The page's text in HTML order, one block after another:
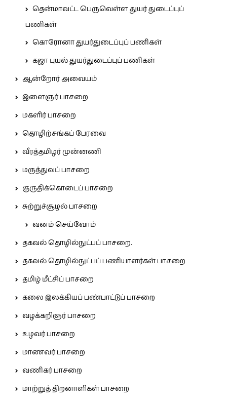
தென்மாவட்ட பெருவெள்ள துயர் துடைப்புப்
பணிகள்
கொரோனா துயர்துடைப்புப் பணிகள்
கஜா புயல் துயர்துடைப்புப் பணிகள்
ஆன்றோர் அவையம்
இளைஞர் பாசறை
மகளிர் பாசறை
தொழிற்சங்கப் பேரவை
வீரத்தமிழர் முன்னணி
மருத்துவப் பாசறை
குருதிக்கொடைப் பாசறை
சுற்றுச்சூழல் பாசறை
வனம் செய்வோம்
தகவல் தொழில்நுட்பப் பாசறை.
தகவல் தொழில்நுட்பப் பணியாளர்கள் பாசறை
தமிழ் மீட்சிப் பாசறை
கலை இலக்கியப் பண்பாட்டுப் பாசறை
வழக்கறிஞர் பாசறை
உழவர் பாசறை
மாணவர் பாசறை
வணிகர் பாசறை
மாற்றுத் திறனாளிகள் பாசறை